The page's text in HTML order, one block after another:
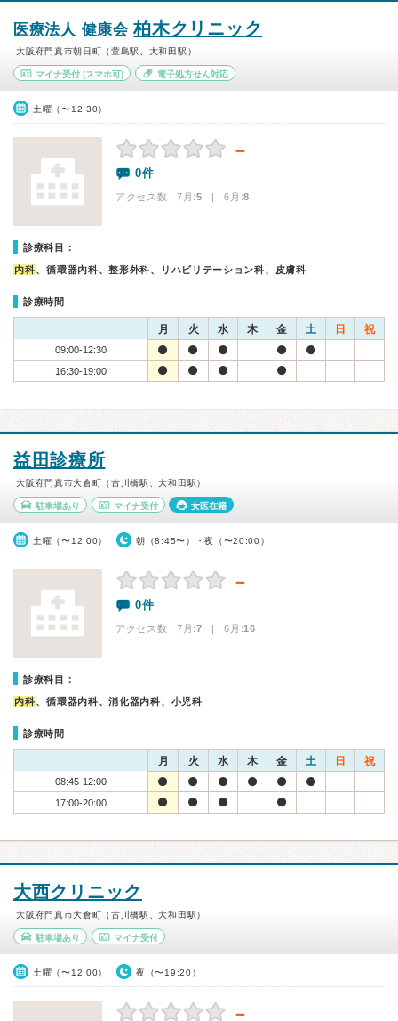
医療法人 健康会柏木クリニック
大阪府門真市朝日町（萱島駅、大和田駅）
マイナ受付 (スマホ可) 電子処方せん対応
土曜（〜12:30）
－
0件
アクセス数 7月:5 | 6月:8
診療科目：
内科、循環器内科、整形外科、リハビリテーション科、皮膚科
診療時間
月 火 水 木 金 土 日 祝
09:00-12:30
16:30-19:00
益田診療所
大阪府門真市大倉町（古川橋駅、大和田駅）
駐車場あり マイナ受付 女医在籍
土曜（〜12:00） 朝（8:45〜）・夜（〜20:00）
－
0件
アクセス数 7月:7 | 6月:16
診療科目：
内科、循環器内科、消化器内科、小児科
診療時間
月 火 水 木 金 土 日 祝
08:45-12:00
17:00-20:00
大西クリニック
大阪府門真市大倉町（古川橋駅、大和田駅）
駐車場あり マイナ受付
土曜（〜12:00） 夜（〜19:20）
－